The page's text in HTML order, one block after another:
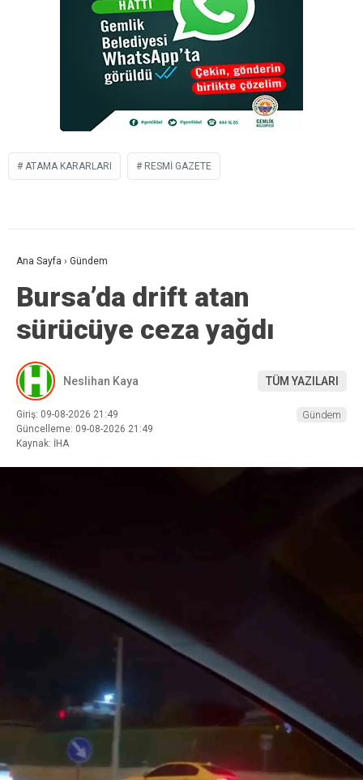
ATAMA KARARLARI RESMI GAZETE
Ana Sayfa › Gündem
Bursa’da drift atan
sürücüye ceza yağdı
Neslihan Kaya TÜM YAZILARI
Giriş: 09-08-2026 21:49
Güncelleme: 09-08-2026 21:49
Kaynak: İHA
Gündem